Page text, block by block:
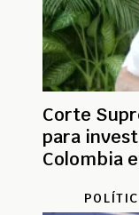
Corte
para
Colombia